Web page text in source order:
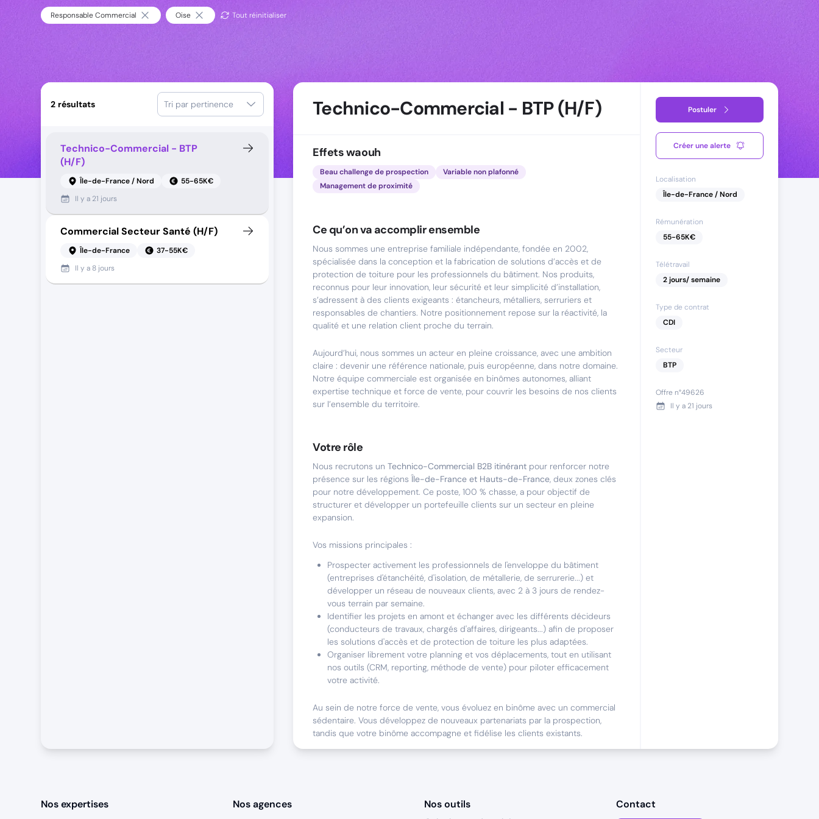
Responsable Commercial Oise Tout réinitialiser
2 résultats Tri par pertinence
Technico-Commercial - BTP
(H/F)
Île-de-France / Nord
55-65K€
Il y a 21 jours
Commercial Secteur Santé (H/F)
Île-de-France
37-55K€
Il y a 8 jours
Technico-Commercial - BTP (H/F)
Effets waouh
Beau challenge de prospection
Variable non plafonné
Management de proximité
Ce qu’on va accomplir ensemble
Nous sommes une entreprise familiale indépendante, fondée en 2002,
spécialisée dans la conception et la fabrication de solutions d’accès et de
protection de toiture pour les professionnels du bâtiment. Nos produits,
reconnus pour leur innovation, leur sécurité et leur simplicité d’installation,
s’adressent à des clients exigeants : étancheurs, métalliers, serruriers et
responsables de chantiers. Notre positionnement repose sur la réactivité, la
qualité et une relation client proche du terrain.
Aujourd’hui, nous sommes un acteur en pleine croissance, avec une ambition
claire : devenir une référence nationale, puis européenne, dans notre domaine.
Notre équipe commerciale est organisée en binômes autonomes, alliant
expertise technique et force de vente, pour couvrir les besoins de nos clients
sur l’ensemble du territoire.
Votre rôle
Nous recrutons un Technico-Commercial B2B itinérant pour renforcer notre
présence sur les régions Île-de-France et Hauts-de-France, deux zones clés
pour notre développement. Ce poste, 100 % chasse, a pour objectif de
structurer et développer un portefeuille clients sur un secteur en pleine
expansion.
Vos missions principales :
Prospecter activement les professionnels de l'enveloppe du bâtiment
(entreprises d'étanchéité, d'isolation, de métallerie, de serrurerie...) et
développer un réseau de nouveaux clients, avec 2 à 3 jours de rendez-
vous terrain par semaine.
Identifier les projets en amont et échanger avec les différents décideurs
(conducteurs de travaux, chargés d'affaires, dirigeants...) afin de proposer
les solutions d'accès et de protection de toiture les plus adaptées.
Organiser librement votre planning et vos déplacements, tout en utilisant
nos outils (CRM, reporting, méthode de vente) pour piloter efficacement
votre activité.
Au sein de notre force de vente, vous évoluez en binôme avec un commercial
sédentaire. Vous développez de nouveaux partenariats par la prospection,
tandis que votre binôme accompagne et fidélise les clients existants.
Ce poste est fait pour vous si
Postuler
Créer une alerte
Localisation
Île-de-France / Nord
Rémunération
55-65K€
Télétravail
2 jours/ semaine
Type de contrat
CDI
Secteur
BTP
Offre n°49626
Il y a 21 jours
Nos expertises
Nos agences
Nos outils
Contact